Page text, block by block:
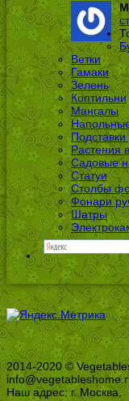
Ветки
Гамаки
Зелень
Коптильни
Мангалы
Растения
Садовые
Статуи
Столбы
Фонари
Шатры
2014-2020 ©
Наш адрес: г. Москва,